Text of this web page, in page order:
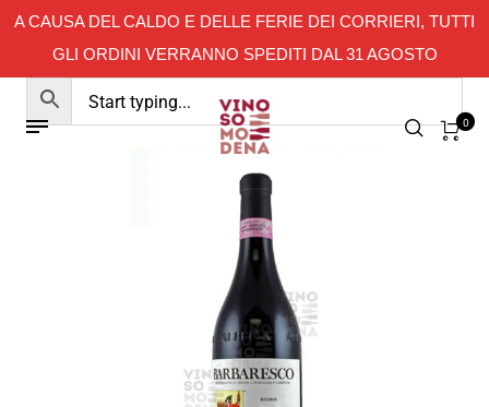
A CAUSA DEL CALDO E DELLE FERIE DEI CORRIERI, TUTTI
GLI ORDINI VERRANNO SPEDITI DAL 31 AGOSTO
0